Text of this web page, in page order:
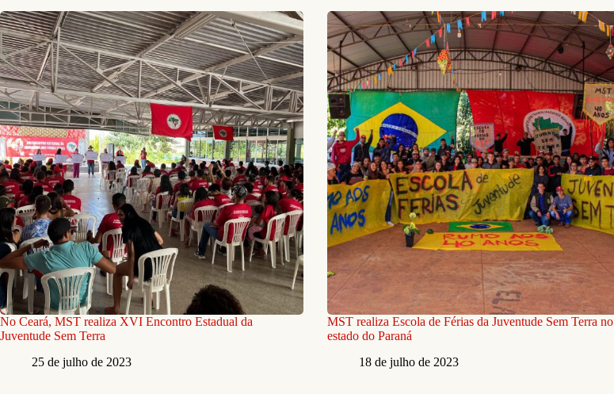
No Ceará, MST realiza XVI Encontro Estadual da
Juventude Sem Terra
25 de julho de 2023
MST realiza Escola de Férias da Juventude Sem Terra no
estado do Paraná
18 de julho de 2023